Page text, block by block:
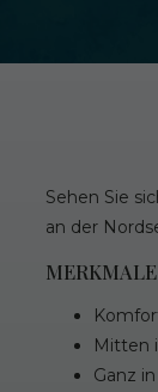
Sehen Sie
an der
Mitten
Ganz